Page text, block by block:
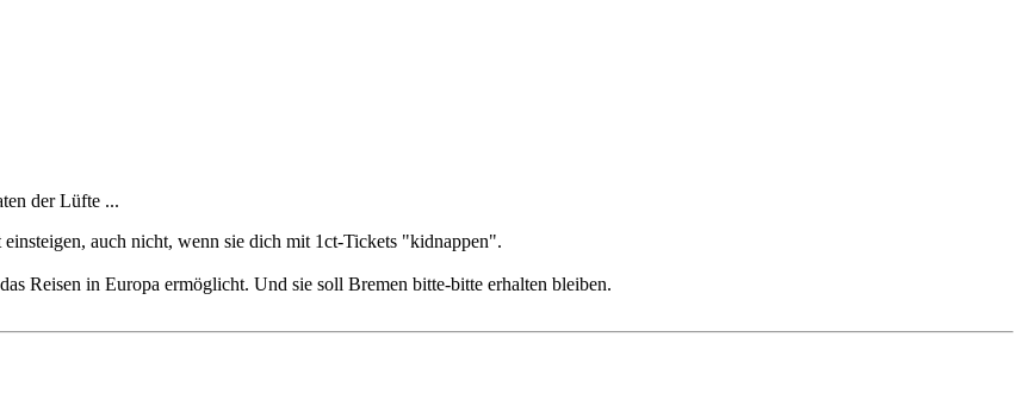
der Lüfte ...
auch nicht, wenn sie dich mit 1ct-Tickets "kidnappen".
Reisen in Europa ermöglicht. Und sie soll Bremen bitte-bitte erhalten bleiben.